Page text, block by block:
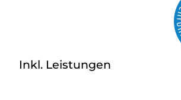
Inkl. Leistungen